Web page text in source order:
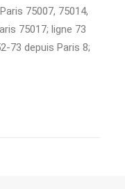
75007, 75014,
75017; ligne 73
73 depuis Paris 8;